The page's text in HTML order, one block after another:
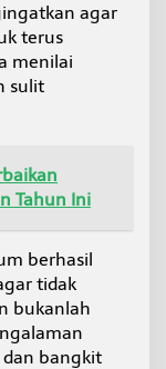
agar
terus
menilai
sulit
Tahun Ini
berhasil
tidak
bukanlah
bangkit